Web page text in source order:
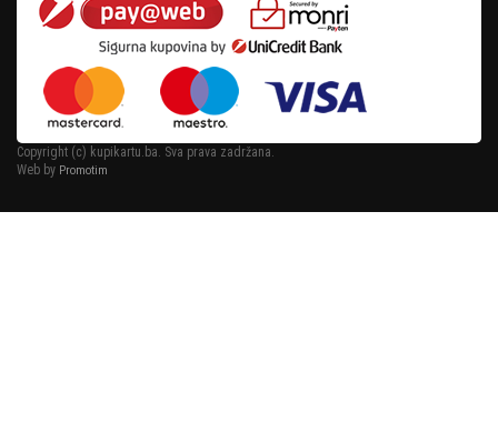
Copyright (c) kupikartu.ba. Sva prava zadržana.
Web by Promotim